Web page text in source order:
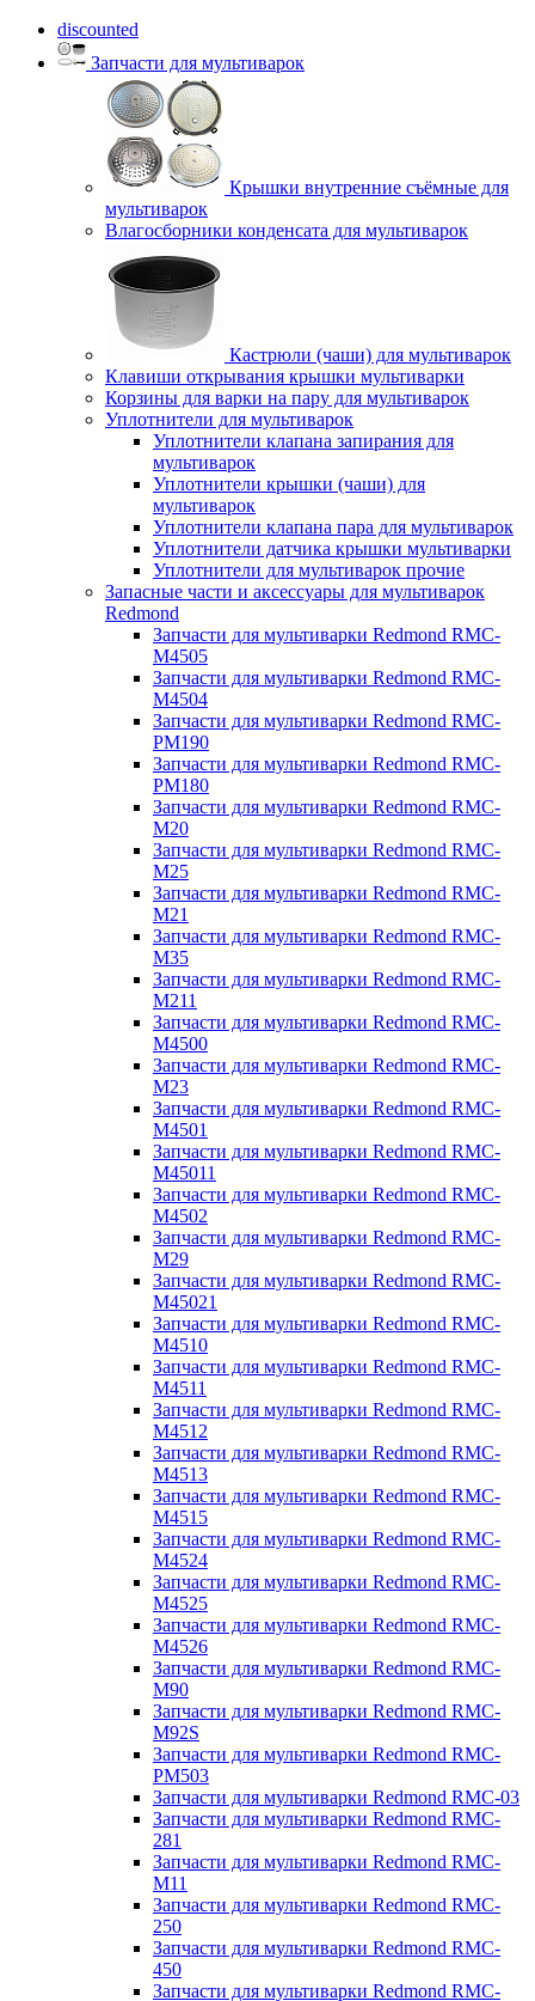
discounted
Запчасти для мультиварок
Крышки внутренние съёмные для
мультиварок
Влагосборники конденсата для мультиварок
Кастрюли (чаши) для мультиварок
Клавиши открывания крышки мультиварки
Корзины для варки на пару для мультиварок
Уплотнители для мультиварок
Уплотнители клапана запирания для
мультиварок
Уплотнители крышки (чаши) для
мультиварок
Уплотнители клапана пара для мультиварок
Уплотнители датчика крышки мультиварки
Уплотнители для мультиварок прочие
Запасные части и аксессуары для мультиварок
Redmond
Запчасти для мультиварки Redmond RMC-
M4505
Запчасти для мультиварки Redmond RMC-
M4504
Запчасти для мультиварки Redmond RMC-
PM190
Запчасти для мультиварки Redmond RMC-
PM180
Запчасти для мультиварки Redmond RMC-
M20
Запчасти для мультиварки Redmond RMC-
M25
Запчасти для мультиварки Redmond RMC-
M21
Запчасти для мультиварки Redmond RMC-
M35
Запчасти для мультиварки Redmond RMC-
M211
Запчасти для мультиварки Redmond RMC-
M4500
Запчасти для мультиварки Redmond RMC-
M23
Запчасти для мультиварки Redmond RMC-
M4501
Запчасти для мультиварки Redmond RMC-
M45011
Запчасти для мультиварки Redmond RMC-
M4502
Запчасти для мультиварки Redmond RMC-
M29
Запчасти для мультиварки Redmond RMC-
M45021
Запчасти для мультиварки Redmond RMC-
M4510
Запчасти для мультиварки Redmond RMC-
M4511
Запчасти для мультиварки Redmond RMC-
M4512
Запчасти для мультиварки Redmond RMC-
M4513
Запчасти для мультиварки Redmond RMC-
M4515
Запчасти для мультиварки Redmond RMC-
M4524
Запчасти для мультиварки Redmond RMC-
M4525
Запчасти для мультиварки Redmond RMC-
M4526
Запчасти для мультиварки Redmond RMC-
M90
Запчасти для мультиварки Redmond RMC-
M92S
Запчасти для мультиварки Redmond RMC-
PM503
Запчасти для мультиварки Redmond RMC-03
Запчасти для мультиварки Redmond RMC-
281
Запчасти для мультиварки Redmond RMC-
M11
Запчасти для мультиварки Redmond RMC-
250
Запчасти для мультиварки Redmond RMC-
450
Запчасти для мультиварки Redmond RMC-